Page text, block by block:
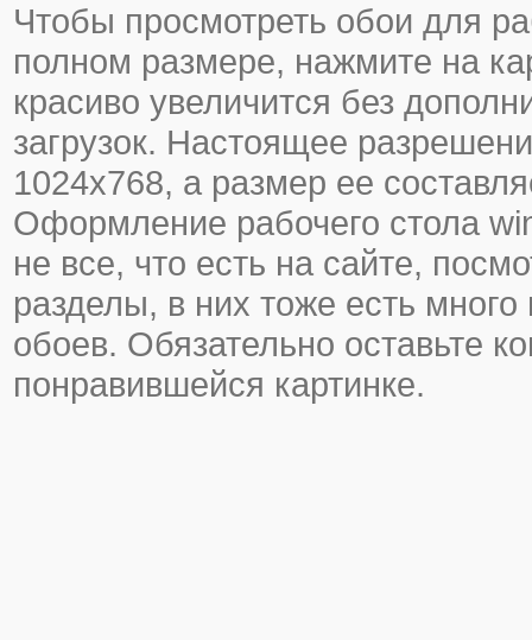
Чтобы просмотреть обои для
полном размере, нажмите на
красиво увеличится без
загрузок. Настоящее
1024х768, а размер ее
Оформление рабочего стола
не все, что есть на сайте,
разделы, в них тоже есть
обоев. Обязательно оставьте
понравившейся картинке.